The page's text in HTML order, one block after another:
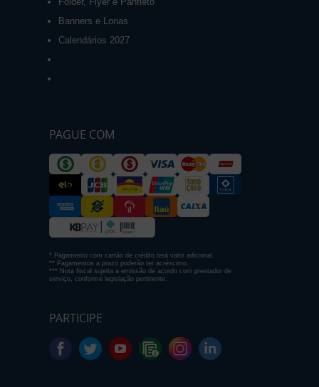
Banners e Lonas
Calendários 2027
PAGUE COM
* Pagamento com cartão de crédito terá valor adicional.
** Pagamentos a prazo poderão ter acréscimo.
*** Nota fiscal sujeita a emissão de acordo com prestador de
serviço, conforme legislação pertinente.
PARTICIPE